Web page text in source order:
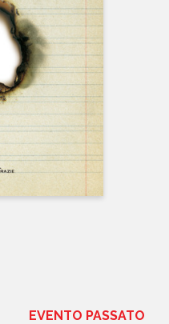
EVENTO PASSATO